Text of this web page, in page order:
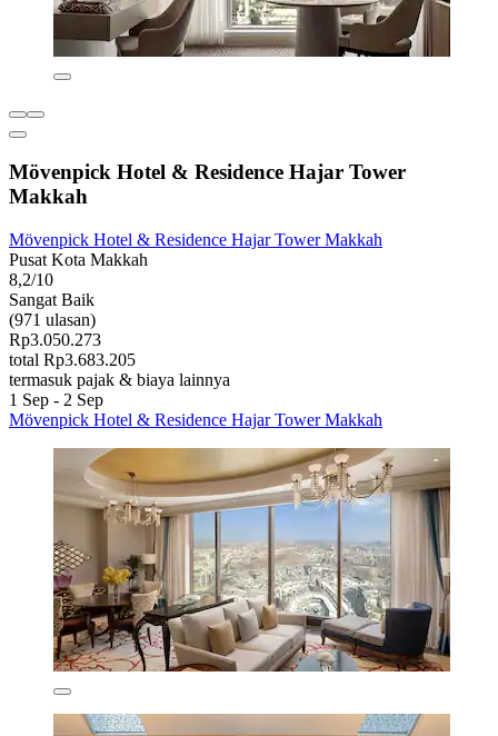
Mövenpick Hotel & Residence Hajar Tower
Makkah
Mövenpick Hotel & Residence Hajar Tower Makkah
Pusat Kota Makkah
8,2/10
Sangat Baik
(971 ulasan)
Rp3.050.273
total Rp3.683.205
termasuk pajak & biaya lainnya
1 Sep - 2 Sep
Mövenpick Hotel & Residence Hajar Tower Makkah